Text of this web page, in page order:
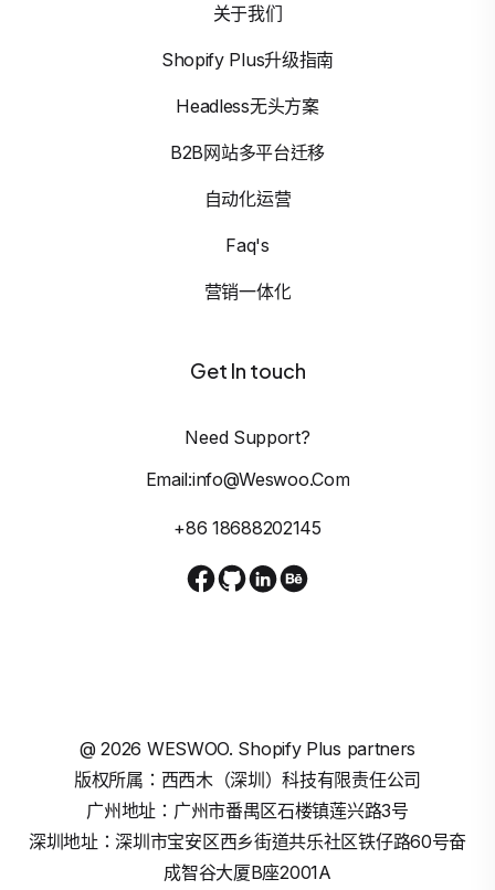
关于我们
Shopify Plus升级指南
Headless无头方案
B2B网站多平台迁移
自动化运营
Faq's
营销一体化
Get In touch
Need Support?
Email:info@weswoo.com
+86 18688202145
@2026 WESWOO. Shopify Plus partners
版权所属：西西木（深圳）科技有限责任公司
广州地址：广州市番禺区石楼镇莲兴路3号
深圳地址：深圳市宝安区西乡街道共乐社区铁仔路60号奋
成智谷大厦B座2001A